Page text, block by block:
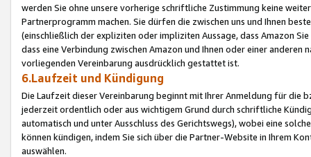
werden Sie ohne unsere vorherige schriftliche Zustimmung keine
Partnerprogramm machen. Sie dürfen die zwischen uns und Ihnen
(einschließlich der expliziten oder impliziten Aussage, dass Amazon
dass eine Verbindung zwischen Amazon und Ihnen oder einer
vorliegenden Vereinbarung ausdrücklich gestattet ist.
6.Laufzeit und Kündigung
Die Laufzeit dieser Vereinbarung beginnt mit Ihrer Anmeldung für die
jederzeit ordentlich oder aus wichtigem Grund durch schriftliche
automatisch und unter Ausschluss des Gerichtswegs), wobei eine
können kündigen, indem Sie sich über die Partner-Website in Ihrem
auswählen.